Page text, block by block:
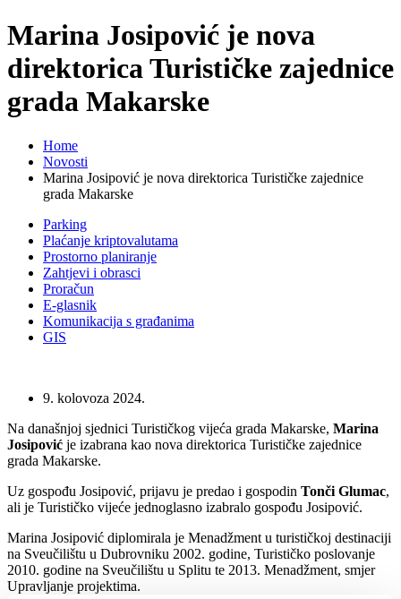
Marina Josipović je nova
direktorica Turističke zajednice
grada Makarske
Home
Novosti
Marina Josipović je nova direktorica Turističke zajednice
grada Makarske
Parking
Plaćanje kriptovalutama
Prostorno planiranje
Zahtjevi i obrasci
Proračun
E-glasnik
Komunikacija s građanima
GIS
9. kolovoza 2024.
Na današnjoj sjednici Turističkog vijeća grada Makarske, Marina
Josipović je izabrana kao nova direktorica Turističke zajednice
grada Makarske.
Uz gospođu Josipović, prijavu je predao i gospodin Tonči Glumac,
ali je Turističko vijeće jednoglasno izabralo gospođu Josipović.
Marina Josipović diplomirala je Menadžment u turističkoj destinaciji
na Sveučilištu u Dubrovniku 2002. godine, Turističko poslovanje
2010. godine na Sveučilištu u Splitu te 2013. Menadžment, smjer
Upravljanje projektima.